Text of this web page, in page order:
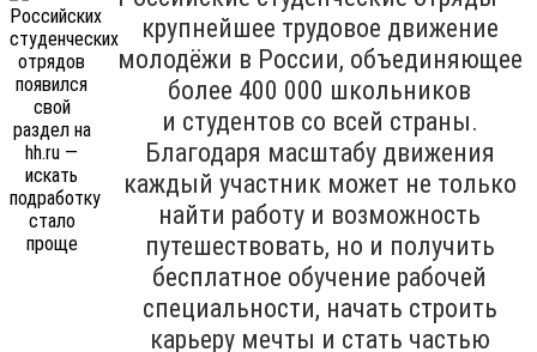
крупнейшее трудовое движение
молодёжи в России, объединяющее
более 400 000 школьников
и студентов со всей страны.
Благодаря масштабу движения
каждый участник может не только
найти работу и возможность
путешествовать, но и получить
бесплатное обучение рабочей
специальности, начать строить
карьеру мечты и стать частью